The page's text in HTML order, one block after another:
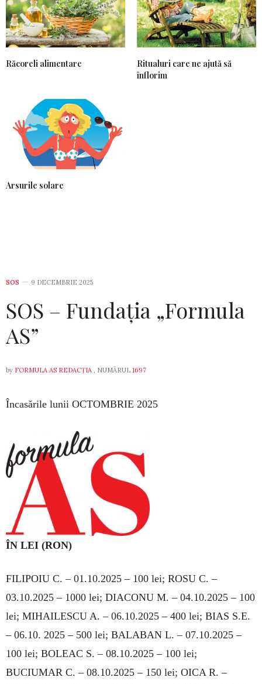
Răcoreli alimentare
Ritualuri care ne ajută să
înflorim
Arsurile solare
SOS 9 DECEMBRIE 2025
SOS – Fundația „Formula
AS”
by FORMULA AS REDACȚIA , NUMĂRUL 1697
Încasările lunii OCTOMBRIE 2025
ÎN LEI (RON)
FILIPOIU C. – 01.10.2025 – 100 lei; ROSU C. –
03.10.2025 – 1000 lei; DIACONU M. – 04.10.2025 – 100
lei; MIHAILESCU A. – 06.10.2025 – 400 lei; BIAS S.E.
– 06.10. 2025 – 500 lei; BALABAN L. – 07.10.2025 –
100 lei; BOLEAC S. – 08.10.2025 – 100 lei;
BUCIUMAR C. – 08.10.2025 – 150 lei; OICA R. –